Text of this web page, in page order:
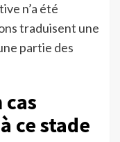
n’a été
traduisent une
partie des
ce stade